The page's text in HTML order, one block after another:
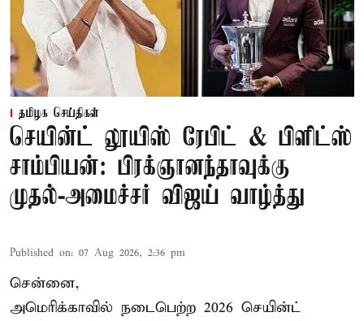
தமிழக செய்திகள்
செயின்ட் லூயிஸ் ரேபிட் & பிளிட்ஸ்
சாம்பியன்: பிரக்ஞானந்தாவுக்கு
முதல்-அமைச்சர் விஜய் வாழ்த்து
Published on: 07 Aug 2026, 2:36 pm
சென்னை,
அமெரிக்காவில் நடைபெற்ற 2026 செயின்ட்